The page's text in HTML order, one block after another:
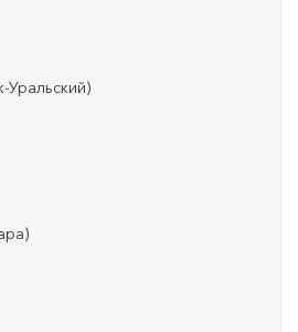
Уральский)